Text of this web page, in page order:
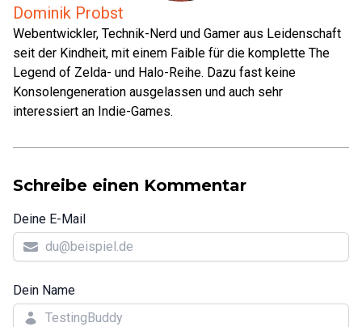
Dominik Probst
Webentwickler, Technik-Nerd und Gamer aus Leidenschaft
seit der Kindheit, mit einem Faible für die komplette The
Legend of Zelda- und Halo-Reihe. Dazu fast keine
Konsolengeneration ausgelassen und auch sehr
interessiert an Indie-Games.
Schreibe einen Kommentar
Deine E-Mail
Dein Name